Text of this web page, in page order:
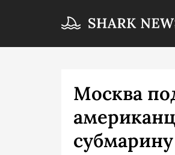
Москва
субмарину